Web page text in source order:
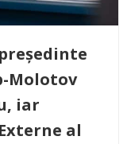
Molotov
iar
al